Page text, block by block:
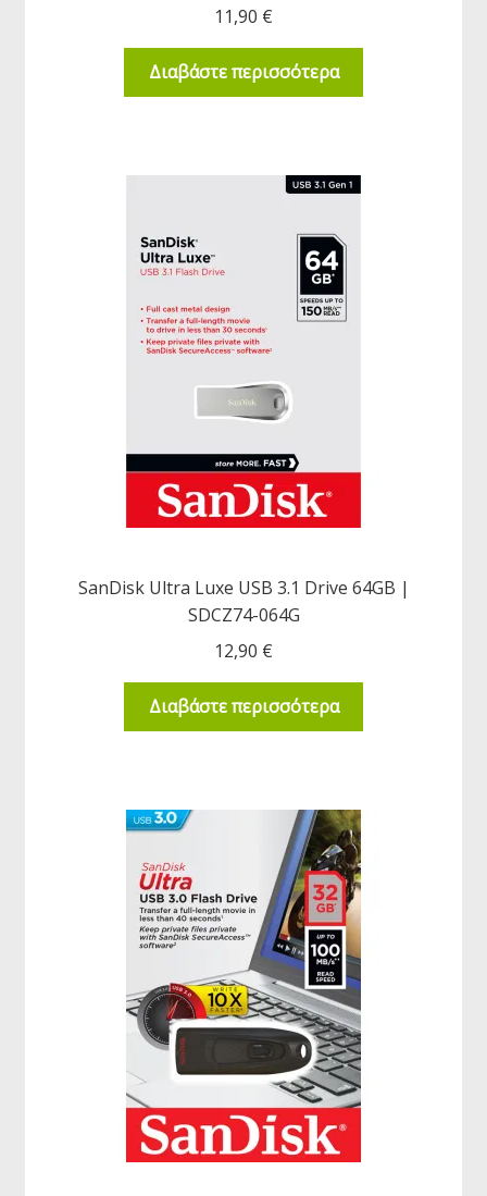
11,90 €
Διαβάστε περισσότερα
SanDisk Ultra Luxe USB 3.1 Drive 64GB |
SDCZ74-064G
12,90 €
Διαβάστε περισσότερα